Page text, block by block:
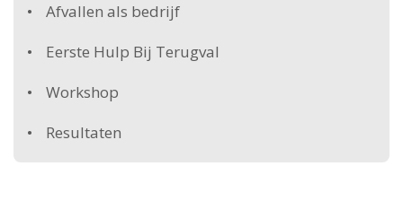
Afvallen als bedrijf
Eerste Hulp Bij Terugval
Workshop
Resultaten